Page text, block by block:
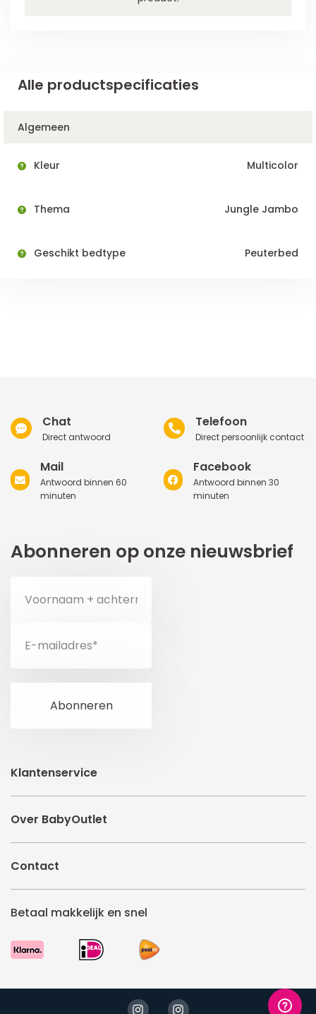
Alle productspecificaties
Algemeen
Kleur Multicolor
Thema Jungle Jambo
Geschikt bedtype Peuterbed
Chat
Direct antwoord
Telefoon
Direct persoonlijk contact
Mail
Antwoord binnen 60
minuten
Facebook
Antwoord binnen 30
minuten
Abonneren op onze nieuwsbrief
Klantenservice
Over BabyOutlet
Contact
Betaal makkelijk en snel